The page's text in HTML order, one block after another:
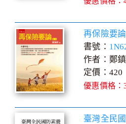
再保險要論
書號：
作者：鄭
定價：420
優惠價格：
臺灣全民